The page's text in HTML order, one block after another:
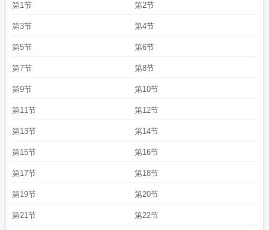
第1节 第2节
第3节 第4节
第5节 第6节
第7节 第8节
第9节 第10节
第11节 第12节
第13节 第14节
第15节 第16节
第17节 第18节
第19节 第20节
第21节 第22节